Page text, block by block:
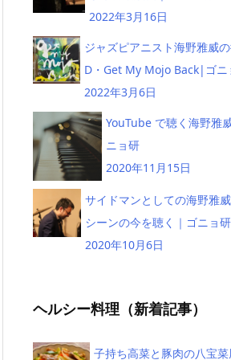
2022年3月16日
ジャズピアニスト海野雅威
D・Get My Mojo Back|ゴニ
2022年3月6日
YouTube で聴く海野雅
ニョ研
2020年11月15日
サイドマンとしての海野雅
シーンの今を聴く｜ゴニョ研
2020年10月6日
ヘルシー料理（新着記事）
子持ち高菜と豚肉の八宝